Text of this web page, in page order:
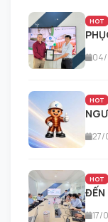
HOT
HOT
27/
HOT
ĐẾN
17/